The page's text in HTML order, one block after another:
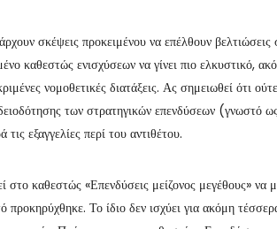
σκέψεις προκειμένου να επέλθουν
καθεστώς ενισχύσεων να γίνει πιο ελκυστικό,
νομοθετικές διατάξεις. Ας σημειωθεί ότι
των στρατηγικών επενδύσεων
εξαγγελίες περί του αντιθέτου.
στο καθεστώς «Επενδύσεις μείζονος μεγέθους» να
προκηρύχθηκε. Το ίδιο δεν ισχύει για ακόμη